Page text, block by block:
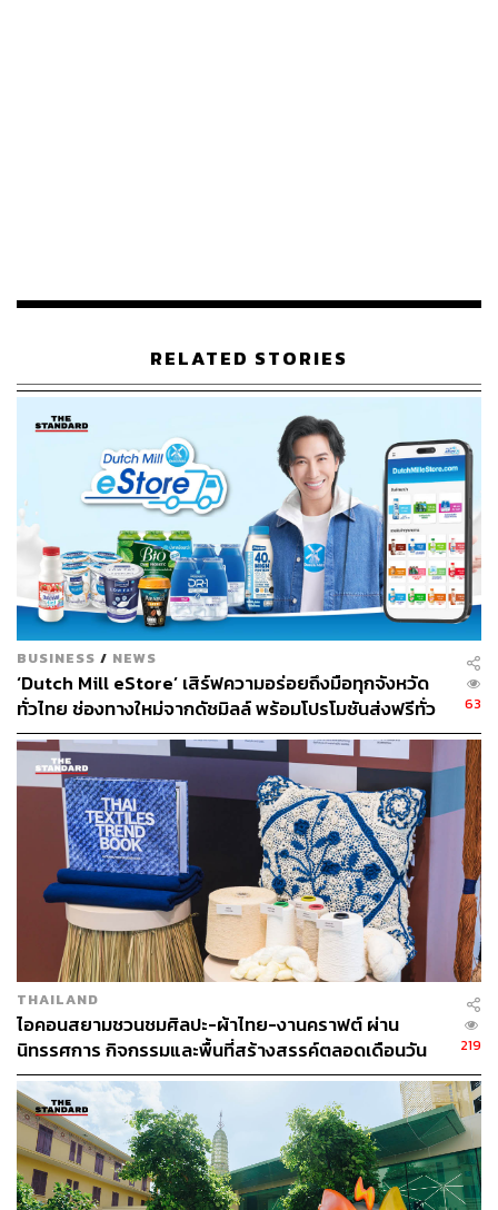
ทางการแพทย์จากแพทย์เกาหลีและไทย
H.E.L.F เป็นการประชุมที่ฮูเจล อิงค์ จัดขึ้นเป็นประจำทุกปี
โดยจะเชิญแพทย์ผู้เชี่ยวชาญทางด้านผิวหนังและความงาม
มาอัปเดตเทคนิคการแพทย์ทางด้านความงามและส่งต่อองค์
ความรู้ ซึ่งปีนี้มีแพทย์ผู้เชี่ยวชาญทางด้านความงามจากไทย
และเกาหลี ร่วมส่งต่อองค์ความรู้และเสริมเทคนิคการแพทย์
ทางด้านความงามให้แก่คณะแพทย์ผู้เชี่ยวชาญอีกกว่า 300
คนจากทั่วโลก
จุน ลี กรรมการผู้จัดการ แผนกธุรกิจต่างประเทศ บริษัท ฮูเจล
อิงค์ จำกัดกล่าวถึงเหตุผลที่เลือกจัดงานในประเทศไทย
เนื่องจากประเทศไทยมีศักยภาพที่จะเติบโตไปในอนาคต และ
เป็นตลาดที่สำคัญในอันดับต้นของเอเชีย ทั้งยังมีความ
คล้ายคลึงกับตลาดในเกาหลีใต้เป็นอย่างมาก
จุน ลี กรรมการผู้จัดการ แผนกธุรกิจต่างประเทศ บริษัท ฮูเจล
อิงค์ จำกัด
RELATED STORIES
BUSINESS / NEWS
‘Dutch Mill eStore’ เสิร์ฟความอร่อยถึงมือทุกจังหวัด
ทั่วไทย ช่องทางใหม่จากดัชมิลล์ พร้อมโปรโมชันส่งฟรีทั่ว
ประเทศ ส่งไว สั่งก่อนเที่ยง ได้ของวันถัดไป ส่งสินค้าแบบ
เย็นตรงจากโรงงาน [ADVERTORIAL]
63
THAILAND
ไอคอนสยามชวนชมศิลปะ-ผ้าไทย-งานคราฟต์ ผ่าน
นิทรรศการ กิจกรรมและพื้นที่สร้างสรรค์ตลอดเดือนวัน
แม่ [ADVERTORIAL]
219